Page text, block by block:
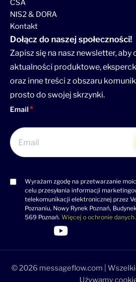
CSA
NIS2 & DORA
Kontakt
Dołącz do naszej społeczności!
Zapisz się na nasz newsletter, aby
aktualności produktowe,
oraz inne treści z obszaru
prosto do swojej skrzynki.
Email
Consent
(wymagane)
Wyrażam zgodę na przetwarzanie
celu przesyłania informacji
telekomunikacji elektronicznej przez
Poznaniu, Nowy Rynek Poznań,
569 Poznań.Więcej o ochronie danych.
>Link do profilu LinkedIn
>Link do profilu Facebook
>Link do profilu
>Link do profilu
© 2026 messageflow.com |
Używamy